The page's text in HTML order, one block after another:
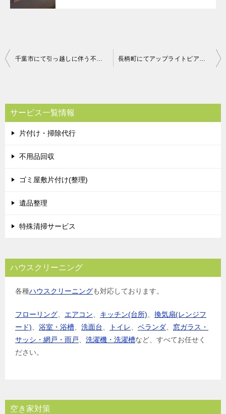
投
ビ
ゲ
ー
シ
千葉市にて引っ越しに伴う不用品の回収処分のご依頼 お客様の声 長柄町にてアップライトピアノの回収処分のご依頼 お客様の声
サービス一覧情報
片付け・掃除代行
不用品回収
ゴミ屋敷片付け(整理)
遺品整理
特殊清掃サービス
ハウスクリーニング
各種ハウスクリーニングも対応しております。
フローリング、 エアコン、 キッチン(台所)、 換気扇(レンジフ
ード)、 浴室・浴槽、 洗面台、 トイレ、 ベランダ、 窓ガラス・
サッシ・網戸・雨戸、 洗濯機・洗濯槽など、すべてお任せく
ださい。
空き家対策